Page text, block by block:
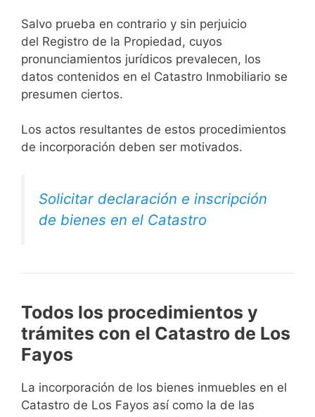
Salvo prueba en contrario y sin perjuicio
del Registro de la Propiedad, cuyos
pronunciamientos jurídicos prevalecen, los
datos contenidos en el Catastro Inmobiliario se
presumen ciertos.
Los actos resultantes de estos procedimientos
de incorporación deben ser motivados.
Solicitar declaración e inscripción
de bienes en el Catastro
Todos los procedimientos y
trámites con el Catastro de Los
Fayos
La incorporación de los bienes inmuebles en el
Catastro de Los Fayos así como la de las